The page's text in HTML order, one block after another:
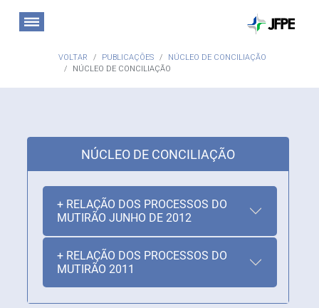
VOLTAR PUBLICAÇÕES
NÚCLEO DE CONCILIAÇÃO
NÚCLEO DE CONCILIAÇÃO
NÚCLEO DE CONCILIAÇÃO
+ RELAÇÃO DOS PROCESSOS DO
MUTIRÃO JUNHO DE 2012
+ RELAÇÃO DOS PROCESSOS DO
MUTIRÃO 2011